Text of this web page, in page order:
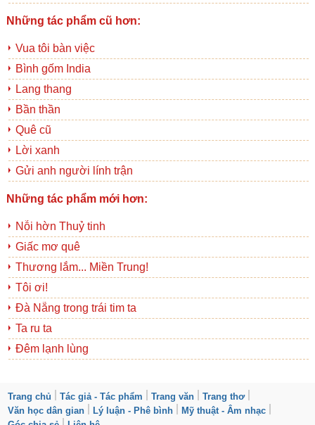
Những tác phẩm cũ hơn:
Vua tôi bàn việc
Bình gốm India
Lang thang
Bần thần
Quê cũ
Lời xanh
Gửi anh người lính trận
Những tác phẩm mới hơn:
Nỗi hờn Thuỷ tinh
Giấc mơ quê
Thương lắm... Miền Trung!
Tôi ơi!
Đà Nẵng trong trái tim ta
Ta ru ta
Đêm lạnh lùng
Trang chủ Tác giả - Tác phẩm Trang văn
Trang thơ
Văn học dân gian
Lý luận - Phê bình
Mỹ thuật - Âm nhạc